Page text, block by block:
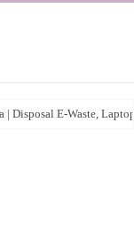
Disposal E-Waste,